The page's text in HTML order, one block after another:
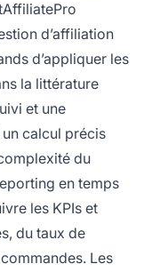
d’affiliation
d’appliquer les
la littérature
et une
calcul précis
du
en temps
les KPIs et
du taux de
Les